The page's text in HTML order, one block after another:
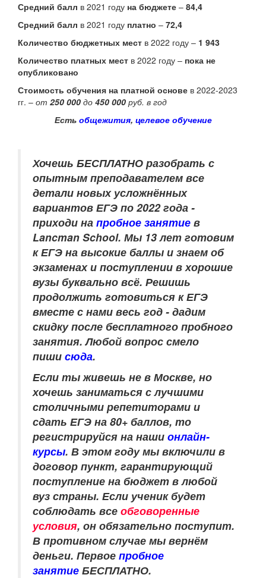
Средний балл в 2021 году на бюджете – 84,4
Средний балл в 2021 году платно – 72,4
Количество бюджетных мест в 2022 году – 1 943
Количество платных мест в 2022 году – пока не
опубликовано
Стоимость обучения на платной основе в 2022-2023
гг. – от 250 000 до 450 000 руб. в год
Есть общежития, целевое обучение
Хочешь БЕСПЛАТНО разобрать с
опытным преподавателем все
детали новых усложнённых
вариантов ЕГЭ по 2022 года -
приходи на пробное занятие в
Lancman School. Мы 13 лет готовим
к ЕГЭ на высокие баллы и знаем об
экзаменах и поступлении в хорошие
вузы буквально всё. Решишь
продолжить готовиться к ЕГЭ
вместе с нами весь год - дадим
скидку после бесплатного пробного
занятия. Любой вопрос смело
пиши сюда.
Если ты живешь не в Москве, но
хочешь заниматься с лучшими
столичными репетиторами и
сдать ЕГЭ на 80+ баллов, то
регистрируйся на наши онлайн-
курсы. В этом году мы включили в
договор пункт, гарантирующий
поступление на бюджет в любой
вуз страны. Если ученик будет
соблюдать все обговоренные
условия, он обязательно поступит.
В противном случае мы вернём
деньги. Первое пробное
занятие БЕСПЛАТНО.